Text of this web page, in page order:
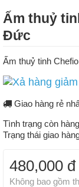
Ấm thuỷ
Đức
Ấm thuỷ tinh
Giao hàng rẻ
Tình trạng còn
Trạng thái giao
480,000 đ
Không bao gồm